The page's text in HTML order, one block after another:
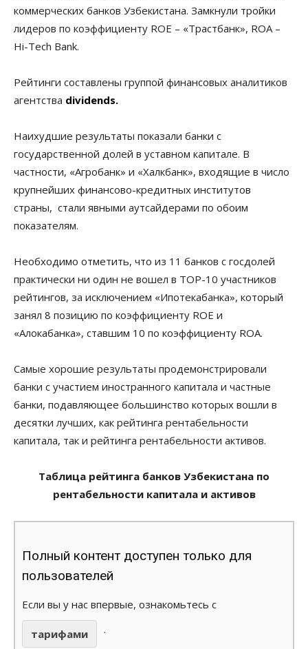
коммерческих банков Узбекистана. Замкнули тройки
лидеров по коэффициенту ROE – «Трастбанк», ROA –
Hi-Tech Bank.
Рейтинги составлены группой финансовых аналитиков
агентства dividends.
Наихудшие результаты показали банки с
государственной долей в уставном капитале. В
частности, «Агробанк» и «Халкбанк», входящие в число
крупнейших финансово-кредитных институтов
страны, стали явными аутсайдерами по обоим
показателям.
Необходимо отметить, что из 11 банков с госдолей
практически ни один не вошел в TOP-10 участников
рейтингов, за исключением «Ипотекабанка», который
занял 8 позицию по коэффициенту ROE и
«Алокабанка», ставшим 10 по коэффициенту ROA.
Самые хорошие результаты продемонстрировали
банки с участием иностранного капитала и частные
банки, подавляющее большинство которых вошли в
десятки лучших, как рейтинга рентабельности
капитала, так и рейтинга рентабельности активов.
Таблица рейтинга банков Узбекистана по
рентабельности капитала и активов
Полный контент доступен только для
пользователей
Если вы у нас впервые, ознакомьтесь с
тарифами
.